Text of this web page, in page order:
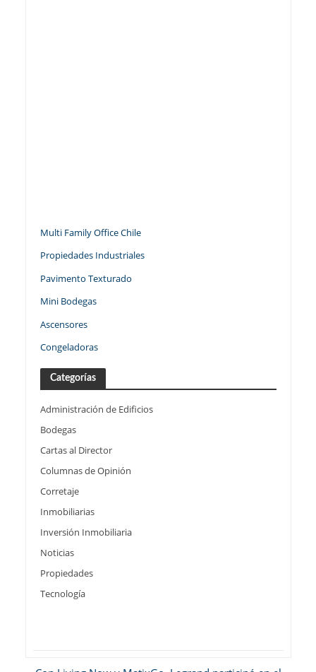
Multi Family Office Chile
Propiedades Industriales
Pavimento Texturado
Mini Bodegas
Ascensores
Congeladoras
Categorías
Administración de Edificios
Bodegas
Cartas al Director
Columnas de Opinión
Corretaje
Inmobiliarias
Inversión Inmobiliaria
Noticias
Propiedades
Tecnología